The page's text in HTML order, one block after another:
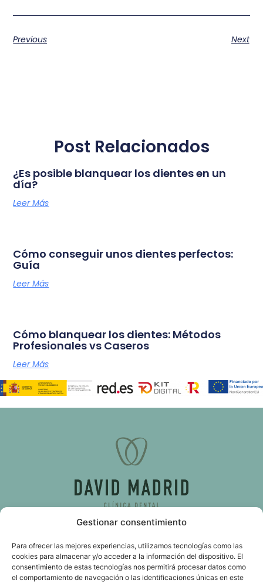
Gestionar consentimiento
Para ofrecer las mejores experiencias, utilizamos tecnologías como las
cookies para almacenar y/o acceder a la información del dispositivo. El
consentimiento de estas tecnologías nos permitirá procesar datos como
el comportamiento de navegación o las identificaciones únicas en este
Previous Next
Post Relacionados
¿Es posible blanquear los dientes en un
día?
Leer Más
Cómo conseguir unos dientes perfectos:
Guía
Leer Más
Cómo blanquear los dientes: Métodos
Profesionales vs Caseros
Leer Más
C/ d’Almassora, 51, bajo 46009 Valencia
611 103 989